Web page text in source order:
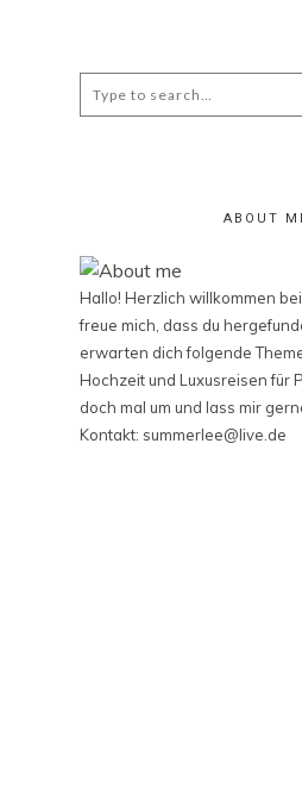
Search
for:
ABOUT
Hallo! Herzlich willkommen
freue mich, dass du
erwarten dich folgende
Hochzeit und Luxusreisen für
doch mal um und lass mir
Kontakt: summerlee@live.de